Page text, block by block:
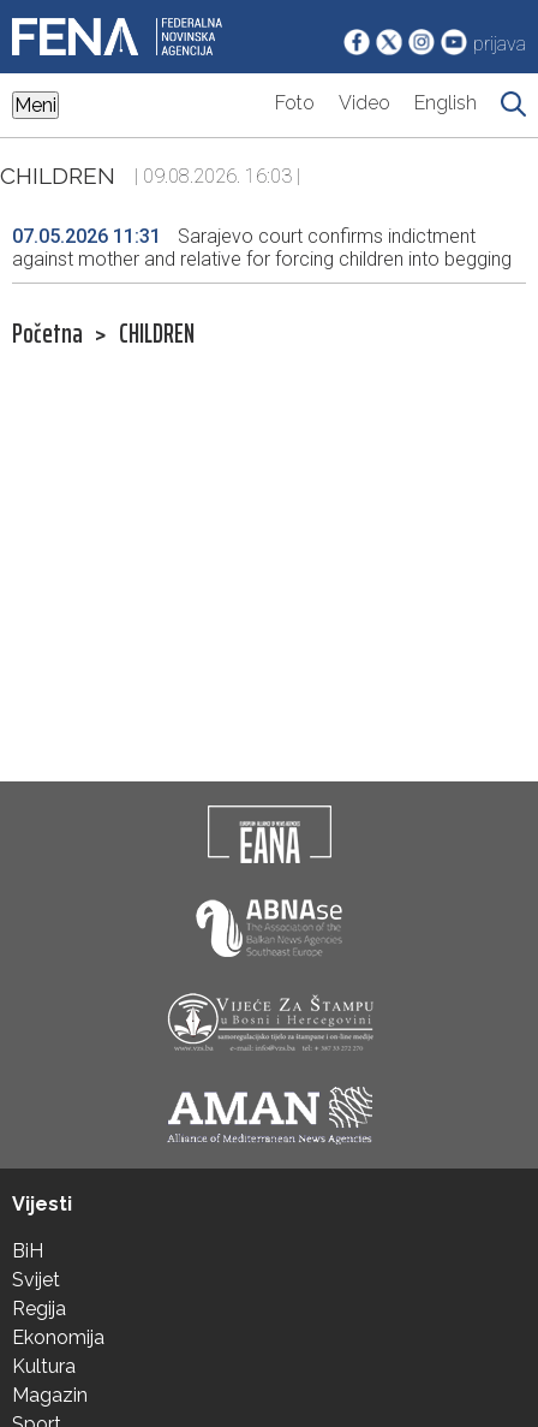
prijava
Meni Foto Video English
CHILDREN | 09.08.2026. 16:03 |
07.05.2026 11:31
Sarajevo court confirms indictment
against mother and relative for forcing children into begging
Početna > CHILDREN
Vijesti
BiH
Svijet
Regija
Ekonomija
Kultura
Magazin